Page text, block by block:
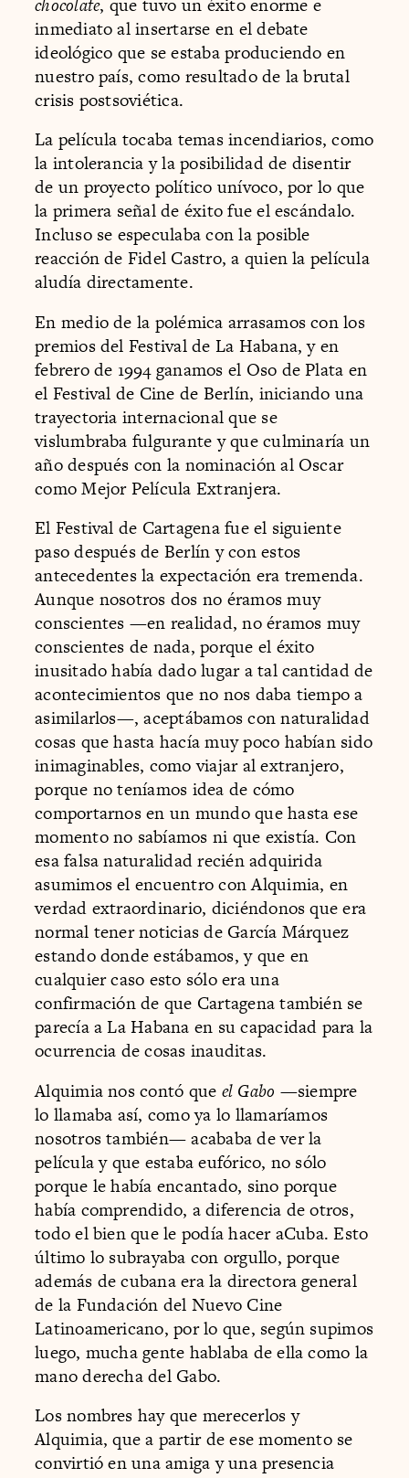
chocolate, que tuvo un éxito enorme e
inmediato al insertarse en el debate
ideológico que se estaba produciendo en
nuestro país, como resultado de la brutal
crisis postsoviética.
La película tocaba temas incendiarios, como
la intolerancia y la posibilidad de disentir
de un proyecto político unívoco, por lo que
la primera señal de éxito fue el escándalo.
Incluso se especulaba con la posible
reacción de Fidel Castro, a quien la película
aludía directamente.
En medio de la polémica arrasamos con los
premios del Festival de La Habana, y en
febrero de 1994 ganamos el Oso de Plata en
el Festival de Cine de Berlín, iniciando una
trayectoria internacional que se
vislumbraba fulgurante y que culminaría un
año después con la nominación al Oscar
como Mejor Película Extranjera.
El Festival de Cartagena fue el siguiente
paso después de Berlín y con estos
antecedentes la expectación era tremenda.
Aunque nosotros dos no éramos muy
conscientes —en realidad, no éramos muy
conscientes de nada, porque el éxito
inusitado había dado lugar a tal cantidad de
acontecimientos que no nos daba tiempo a
asimilarlos—, aceptábamos con naturalidad
cosas que hasta hacía muy poco habían sido
inimaginables, como viajar al extranjero,
porque no teníamos idea de cómo
comportarnos en un mundo que hasta ese
momento no sabíamos ni que existía. Con
esa falsa naturalidad recién adquirida
asumimos el encuentro con Alquimia, en
verdad extraordinario, diciéndonos que era
normal tener noticias de García Márquez
estando donde estábamos, y que en
cualquier caso esto sólo era una
confirmación de que Cartagena también se
parecía a La Habana en su capacidad para la
ocurrencia de cosas inauditas.
Alquimia nos contó que el Gabo —siempre
lo llamaba así, como ya lo llamaríamos
nosotros también— acababa de ver la
película y que estaba eufórico, no sólo
porque le había encantado, sino porque
había comprendido, a diferencia de otros,
todo el bien que le podía hacer aCuba. Esto
último lo subrayaba con orgullo, porque
además de cubana era la directora general
de la Fundación del Nuevo Cine
Latinoamericano, por lo que, según supimos
luego, mucha gente hablaba de ella como la
mano derecha del Gabo.
Los nombres hay que merecerlos y
Alquimia, que a partir de ese momento se
convirtió en una amiga y una presencia